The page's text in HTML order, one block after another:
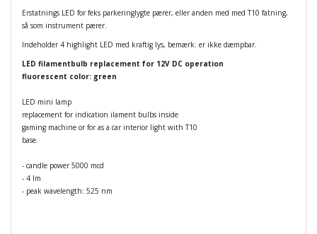
Erstatnings LED for feks parkeringlygte pærer, eller anden med med T10 fatning,
så som instrument pærer.
Indeholder 4 highlight LED med kraftig lys, bemærk: er ikke dæmpbar.
LED filamentbulb replacement for 12V DC operation
fluorescent color: green
LED mini lamp
replacement for indication ilament bulbs inside
gaming machine or for as a car interior light with T10
base.
- candle power 5000 mcd
- 4 lm
- peak wavelength: 525 nm